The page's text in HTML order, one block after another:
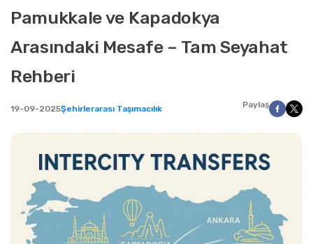
Pamukkale ve Kapadokya
Arasındaki Mesafe – Tam Seyahat
Rehberi
19-09-2025Şehirlerarası Taşımacılık Paylaş